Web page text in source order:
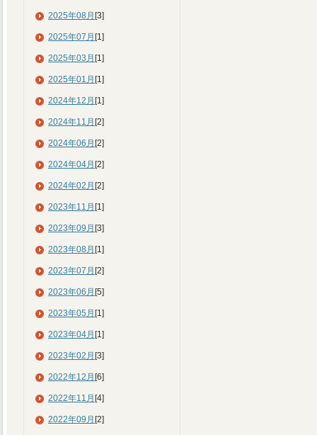
2025年08月 [3]
2025年07月 [1]
2025年03月 [1]
2025年01月 [1]
2024年12月 [1]
2024年11月 [2]
2024年06月 [2]
2024年04月 [2]
2024年02月 [2]
2023年11月 [1]
2023年09月 [3]
2023年08月 [1]
2023年07月 [2]
2023年06月 [5]
2023年05月 [1]
2023年04月 [1]
2023年02月 [3]
2022年12月 [6]
2022年11月 [4]
2022年09月 [2]